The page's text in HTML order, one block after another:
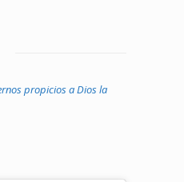
propicios a Dios la